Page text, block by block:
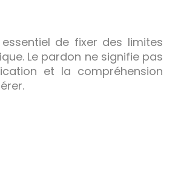
de fixer des limites
Le pardon ne signifie pas
et la compréhension